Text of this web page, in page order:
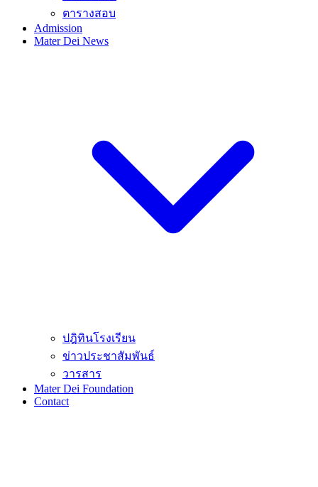
ตารางสอบ
Admission
Mater Dei News
ปฎิทินโรงเรียน
ข่าวประชาสัมพันธ์
วารสาร
Mater Dei Foundation
Contact